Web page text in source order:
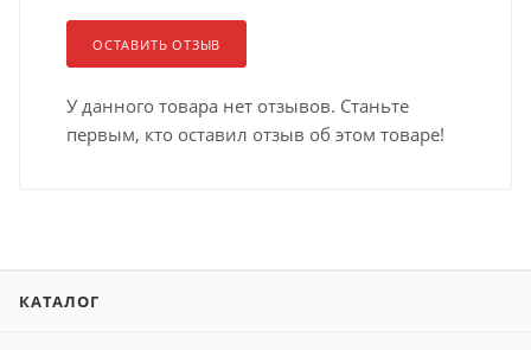
ОСТАВИТЬ ОТЗЫВ
У данного товара нет отзывов. Станьте
первым, кто оставил отзыв об этом товаре!
КАТАЛОГ